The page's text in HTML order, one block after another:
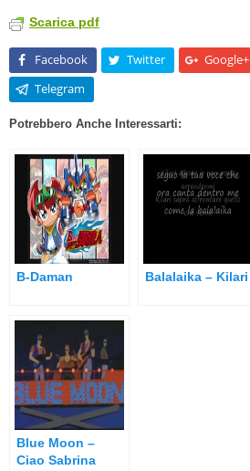
Scarica pdf
Facebook Twitter Google+
Telegram
Potrebbero Anche Interessarti:
B-Daman Balalaika – Kilari
Blue Moon –
Ciao Sabrina